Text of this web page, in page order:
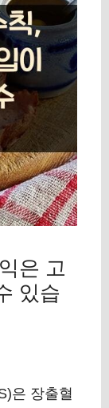
은 고
있습
은 장출혈